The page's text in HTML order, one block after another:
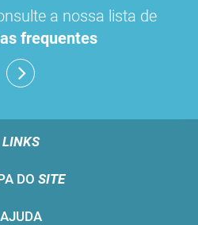
a nossa lista de
frequentes
LINKS
DO SITE
AJUDA